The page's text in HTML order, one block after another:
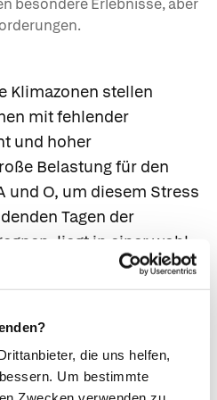
die uns helfen,
Um bestimmte
Klimazonen stellen
mit fehlender
und hoher
Belastung für den
und O, um diesem Stress
Tagen der
liegt in einer wohl
dem Vermeiden von
ausreichenden
Kleidung,